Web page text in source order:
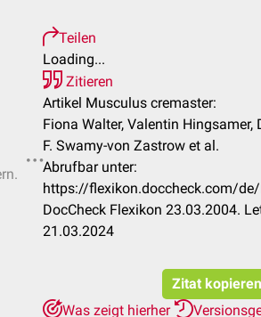
Teilen
Loading...
Zitieren
Artikel Musculus cremaster:
Fiona Walter, Valentin Hingsamer,
F. Swamy-von Zastrow et al.
Abrufbar unter:
https://flexikon.doccheck.com/
DocCheck Flexikon 23.03.2004.
21.03.2024
Zitat kopieren
Was zeigt hierher